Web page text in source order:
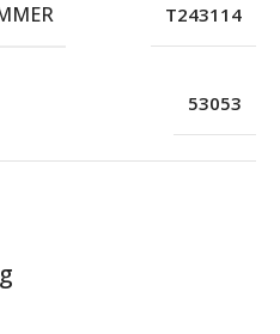
T243114
53053